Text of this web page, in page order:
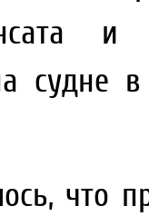
судне
что